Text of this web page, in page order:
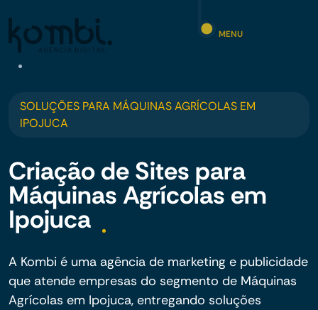
MENU
SOLUÇÕES PARA MÁQUINAS AGRÍCOLAS EM
IPOJUCA
Criação de Sites para
Máquinas Agrícolas em
Ipojuca
A Kombi é uma agência de marketing e publicidade
que atende empresas do segmento de Máquinas
Agrícolas em Ipojuca, entregando soluções